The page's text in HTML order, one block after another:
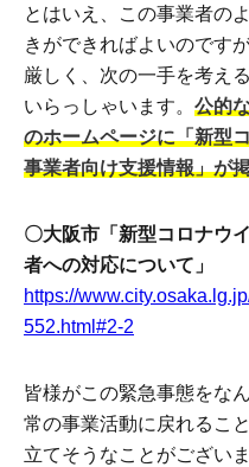
とはいえ、この事業者の
きができればよいのです
厳しく、次の一手を考え
いらっしゃいます。 公的
のホームページに「新型
事業者向け支援情報」が
〇大阪市「新型コロナウ
者への対応について」
https://
552.html#2-2
皆様がこの緊急事態をな
常の事業活動に戻れるこ
立てそうなことがござい